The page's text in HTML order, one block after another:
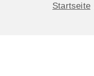
Startseite